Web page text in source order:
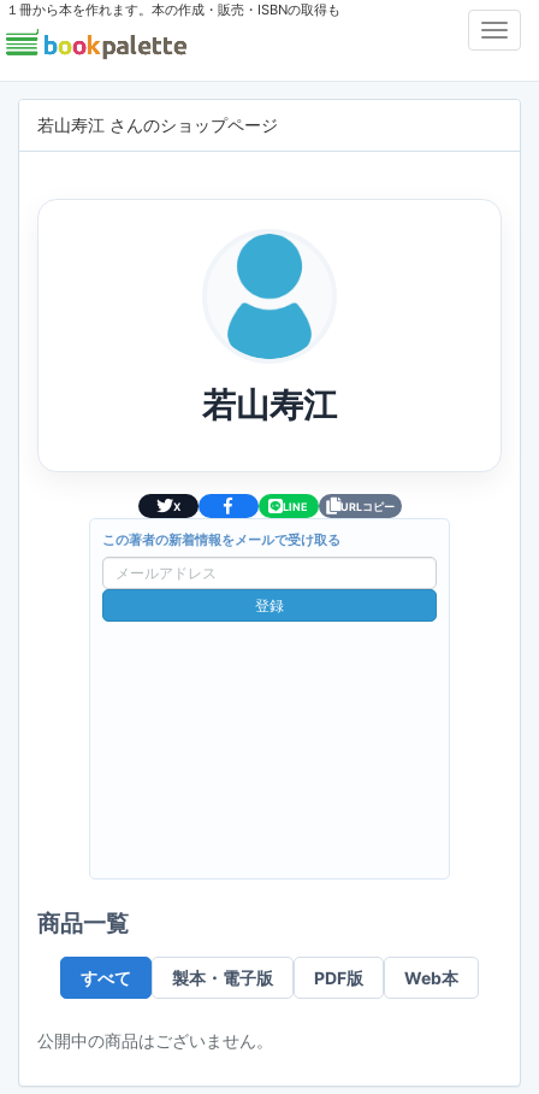
１冊から本を作れます。本の作成・販売・ISBNの取得も
若山寿江 さんのショップページ
若山寿江
X LINE URLコピー
この著者の新着情報をメールで受け取る
ー
ル
登録
商品一覧
すべて 製本・電子版 PDF版 Web本
公開中の商品はございません。